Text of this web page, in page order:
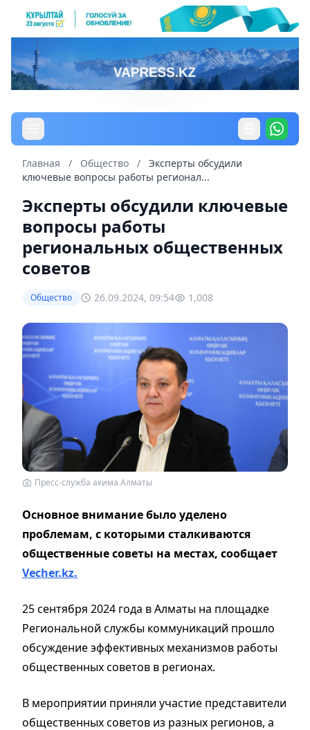
Главная / Общество /
Эксперты обсудили
ключевые вопросы работы регионал...
Эксперты обсудили ключевые
вопросы работы
региональных общественных
советов
Общество 26.09.2024, 09:54 1,008
Пресс-служба акима Алматы
Основное внимание было уделено
проблемам, с которыми сталкиваются
общественные советы на местах, сообщает
Vecher.kz.
25 сентября 2024 года в Алматы на площадке
Региональной службы коммуникаций прошло
обсуждение эффективных механизмов работы
общественных советов в регионах.
В мероприятии приняли участие представители
общественных советов из разных регионов, а